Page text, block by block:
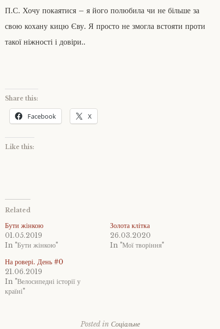
П.С. Хочу покаятися – я його полюбила чи не більше за
свою кохану кицю Єву. Я просто не змогла встояти проти
такої ніжності і довіри..
Share this:
Facebook X
Like this:
Related
Бути жінкою
01.05.2019
In "Бути жінкою"
Золота клітка
26.03.2020
In "Мої творіння"
На ровері. День #0
21.06.2019
In "Велосипедні історії у
країні"
Posted in Соціальне